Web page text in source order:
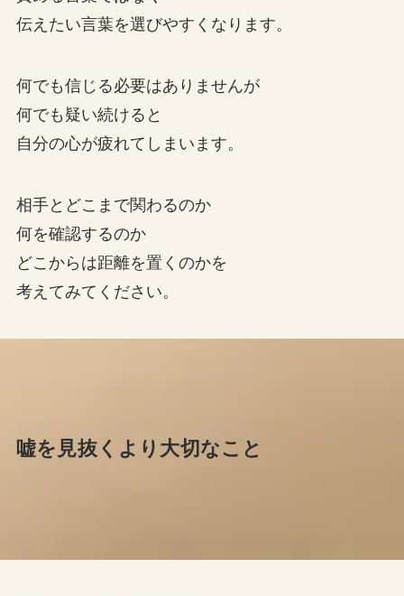
伝えたい言葉を選びやすくなります。
何でも信じる必要はありませんが
何でも疑い続けると
自分の心が疲れてしまいます。
相手とどこまで関わるのか
何を確認するのか
どこからは距離を置くのかを
考えてみてください。
嘘を見抜くより大切なこと